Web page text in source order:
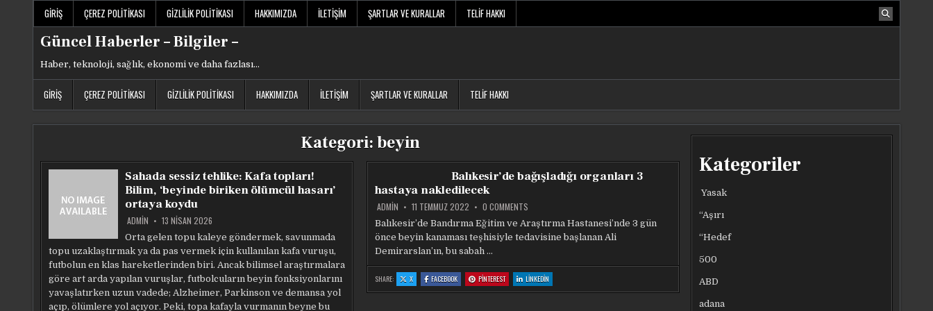
GIRIŞ ÇEREZ POLITIKASI GIZLILIK POLITIKASI HAKKIMIZDA İLETIŞIM ŞARTLAR VE KURALLAR TELIF HAKKI
Güncel Haberler – Bilgiler –
Haber, teknoloji, sağlık, ekonomi ve daha fazlası…
GIRIŞ ÇEREZ POLITIKASI GIZLILIK POLITIKASI HAKKIMIZDA İLETIŞIM ŞARTLAR VE KURALLAR TELIF HAKKI
Kategori:beyin
Sahada sessiz tehlike: Kafa topları!
Bilim, ‘beyinde biriken ölümcül hasarı’
ortaya koydu
ADMIN 13 NISAN 2026
Orta gelen topu kaleye göndermek, savunmada
topu uzaklaştırmak ya da pas vermek için kullanılan kafa vuruşu,
futbolun en klas hareketlerinden biri. Ancak bilimsel araştırmalara
göre art arda yapılan vuruşlar, futbolcuların beyin fonksiyonlarını
yavaşlatırken uzun vadede; Alzheimer, Parkinson ve demansa yol
açıp, ölümlere yol açıyor. Peki, topa kafayla vurmanın beyne bu
Balıkesir’de bağışladığı organları 3
hastaya nakledilecek
ADMIN 11 TEMMUZ 2022 0 COMMENTSON
BALIKESIR’DE
BAĞIŞLADIĞI
ORGANLARI
3
Balıkesir’de Bandırma Eğitim ve Araştırma Hastanesi’nde 3 gün
önce beyin kanaması teşhisiyle tedavisine başlanan Ali
Demirarslan’ın, bu sabah …
SHARE: X:
BALIKESIR’DE
BAĞIŞLADIĞI
FACEBOOK:
BALIKESIR’DE
BAĞIŞLADIĞI
PINTEREST:
BALIKESIR’DE
BAĞIŞLADIĞI
LINKEDIN:
BALIKESIR’DE
BAĞIŞLADIĞI
Kategoriler
Yasak
“Aşırı
“Hedef
500
ABD
adana